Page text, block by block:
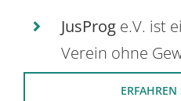
JusProg e.V. ist
Verein ohne